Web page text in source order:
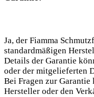
Ja, der Fiamma
standardmäßigen
Details der Garantie
oder der mitgelieferten
Bei Fragen zur
Hersteller oder den